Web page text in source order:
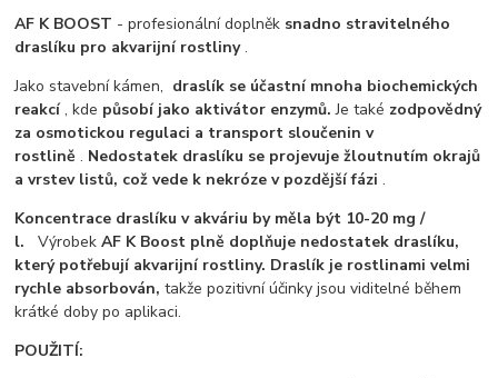
AF K BOOST - profesionální doplněk snadno stravitelného
draslíku pro akvarijní rostliny.
Jako stavební kámen, draslík se účastní mnoha biochemických
reakcí, kde působí jako aktivátor enzymů. Je také zodpovědný
za osmotickou regulaci a transport sloučenin v
rostlině . Nedostatek draslíku se projevuje žloutnutím okrajů
a vrstev listů, což vede k nekróze v pozdější fázi .
Koncentrace draslíku v akváriu by měla být 10-20 mg /
l.
VýrobekAF K Boost plně doplňuje nedostatek draslíku,
který potřebují akvarijní rostliny. Draslík je rostlinami velmi
rychle absorbován,takže pozitivní účinky jsou viditelné během
krátké doby po aplikaci.
POUŽITÍ: